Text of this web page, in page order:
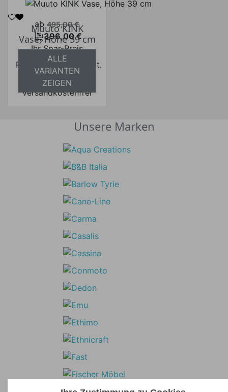
Verkaufspreis
ab 495,00 €
Preis
396,00 €
Ihr Spar-Preis
Preise inkl. ges. MwSt.
absolut
versandkostenfrei
Muuto KINK
Vase, Höhe 39 cm
ALLE
VARIANTEN
ZEIGEN
Unsere Marken